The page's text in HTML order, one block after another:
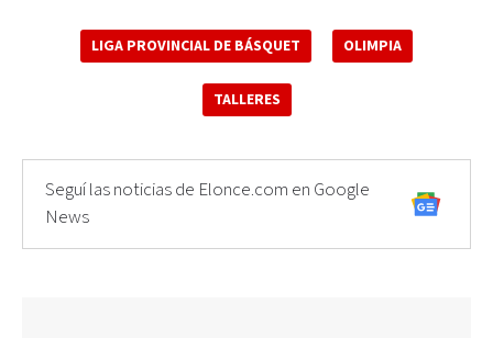
LIGA PROVINCIAL DE BÁSQUET OLIMPIA
TALLERES
Seguí las noticias de Elonce.com en Google
News